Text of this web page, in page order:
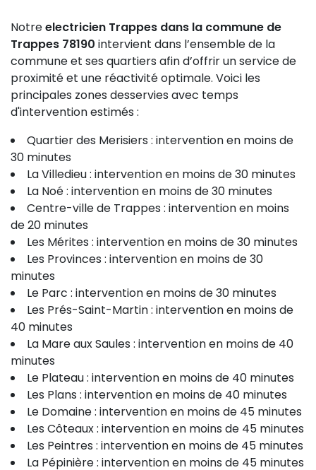
Notreelectricien Trappes dans la commune de
Trappes 78190 intervient dans l’ensemble de la
commune et ses quartiers afin d’offrir un service de
proximité et une réactivité optimale. Voici les
principales zones desservies avec temps
d'intervention estimés :
Quartier des Merisiers : intervention en moins de
30 minutes
La Villedieu : intervention en moins de 30 minutes
La Noé : intervention en moins de 30 minutes
Centre-ville de Trappes : intervention en moins
de 20 minutes
Les Mérites : intervention en moins de 30 minutes
Les Provinces : intervention en moins de 30
minutes
Le Parc : intervention en moins de 30 minutes
Les Prés-Saint-Martin : intervention en moins de
40 minutes
La Mare aux Saules : intervention en moins de 40
minutes
Le Plateau : intervention en moins de 40 minutes
Les Plans : intervention en moins de 40 minutes
Le Domaine : intervention en moins de 45 minutes
Les Côteaux : intervention en moins de 45 minutes
Les Peintres : intervention en moins de 45 minutes
La Pépinière : intervention en moins de 45 minutes